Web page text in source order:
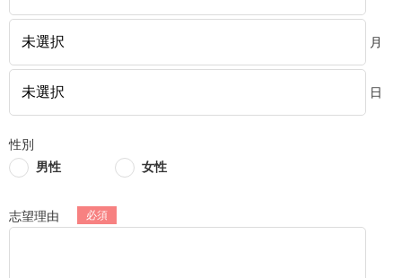
月
日
性別
男性
女性
志望理由